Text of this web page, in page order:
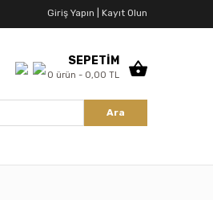
Giriş Yapın | Kayıt Olun
SEPETİM
0 ürün - 0,00 TL
Ara